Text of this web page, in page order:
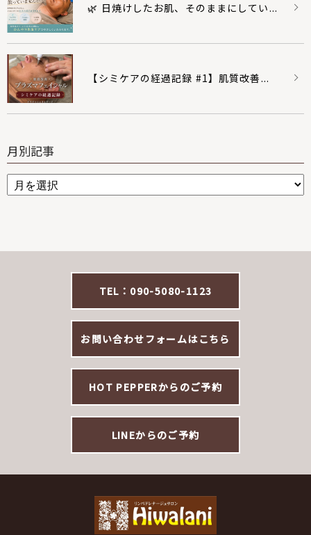
🌿 日焼けしたお肌、そのままにしてい...
【シミケアの経過記録 #1】肌質改善...
月別記事
TEL：090-5080-1123
お問い合わせフォームはこちら
HOT PEPPERからのご予約
LINEからのご予約